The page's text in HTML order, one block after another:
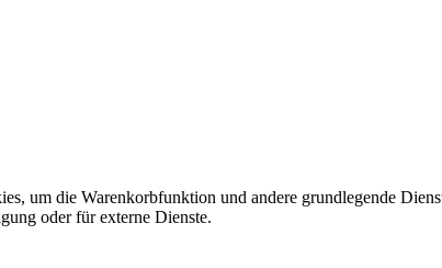
um die Warenkorbfunktion und andere grundlegende
oder für externe Dienste.